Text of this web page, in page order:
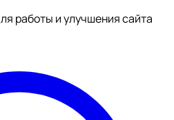
работы и улучшения сайта